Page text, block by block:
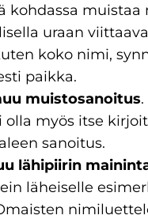
kohdassa
uraan
koko nimi,
paikka.
muistosanoitus
olla myös itse
sanoitus.
lähipiirin
läheiselle